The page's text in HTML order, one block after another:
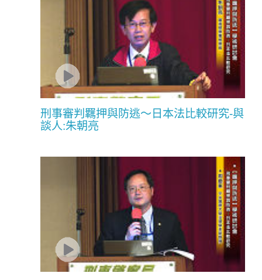
刑事審判羈押與防逃〜日本法比較研究-與
談人:朱朝亮